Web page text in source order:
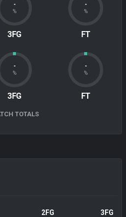
-
%
3FG
-
%
FT
-
%
3FG
-
%
FT
TOTALS
2FG 3FG